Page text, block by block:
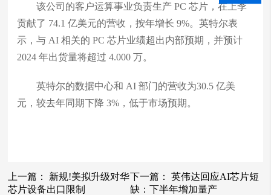
该公司的客户运算事业负责生产 PC 芯片，在上季
贡献了 74.1 亿美元的营收，按年增长 9%。英特尔表
示，与 AI 相关的 PC 芯片业绩超出内部预期，并预计
2024 年出货量将超过 4.000 万。
英特尔的数据中心和 AI 部门的营收为30.5 亿美
元，较去年同期下降 3%，低于市场预期。
上一篇： 新规!美拟升级对华
芯片设备出口限制
下一篇：英伟达回应AI芯片短
缺：下半年增加量产